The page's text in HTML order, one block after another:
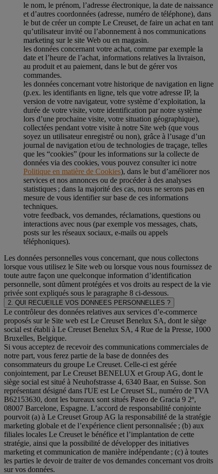
le nom, le prénom, l’adresse électronique, la date de naissance
et d’autres coordonnées (adresse, numéro de téléphone), dans
le but de créer un compte Le Creuset, de faire un achat en tant
qu’utilisateur invité ou l’abonnement à nos communications
marketing sur le site Web ou en magasin.
les données concernant votre achat, comme par exemple la
date et l’heure de l’achat, informations relatives la livraison,
au produit et au paiement, dans le but de gérer vos
commandes.
les données concernant votre historique de navigation en ligne
(p.ex. les identifiants en ligne, tels que votre adresse IP, la
version de votre navigateur, votre système d’exploitation, la
durée de votre visite, votre identification par notre système
lors d’une prochaine visite, votre situation géographique),
collectées pendant votre visite à notre Site web (que vous
soyez un utilisateur enregistré ou non), grâce à l’usage d’un
journal de navigation et/ou de technologies de traçage, telles
que les “cookies” (pour les informations sur la collecte de
données via des cookies, vous pouvez consulter ici notre
Politique en matière de Cookies), dans le but d’améliorer nos
services et nos annonces ou de procéder à des analyses
statistiques ; dans la majorité des cas, nous ne serons pas en
mesure de vous identifier sur base de ces informations
techniques.
votre feedback, vos demandes, réclamations, questions ou
interactions avec nous (par exemple vos messages, chats,
posts sur les réseaux sociaux, e-mails ou appels
téléphoniques).
Les données personnelles vous concernant, que nous collectons
lorsque vous utilisez le Site web ou lorsque vous nous fournissez de
toute autre façon une quelconque information d’identification
personnelle, sont dûment protégées et vos droits au respect de la vie
privée sont expliqués sous le paragraphe 8 ci-dessous.
2. QUI RECUEILLE VOS DONNEES PERSONNELLES ?
Le contrôleur des données relatives aux services d’e-commerce
proposés sur le Site web est Le Creuset Benelux SA, dont le siège
social est établi à Le Creuset Benelux SA, 4 Rue de la Presse, 1000
Bruxelles, Belgique.
Si vous acceptez de recevoir des communications commerciales de
notre part, vous ferez partie de la base de données des
consommateurs du groupe Le Creuset. Celle-ci est gérée
conjointement, par Le Creuset BENELUX et Group AG, dont le
siège social est situé à Neuhofstrasse 4, 6340 Baar, en Suisse. Son
représentant désigné dans l'UE est Le Creuset SL, numéro de TVA
B62153630, dont les bureaux sont situés Paseo de Gracia 9 2º,
08007 Barcelone, Espagne. L’accord de responsabilité conjointe
pourvoit (a) à Le Creuset Group AG la responsabilité de la stratégie
marketing globale et de l’expérience client personnalisée ; (b) aux
filiales locales Le Creuset le bénéfice et l’implantation de cette
stratégie, ainsi que la possibilité de développer des initiatives
marketing et communication de manière indépendante ; (c) à toutes
les parties le devoir de traiter de vos demandes concernant vos droits
sur vos données.